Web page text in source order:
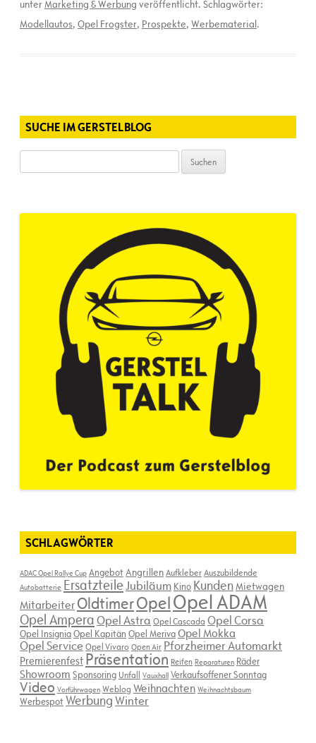
unterMarketing & Werbung veröffentlicht. Schlagwörter:
Modellautos, Opel Frogster, Prospekte, Werbematerial.
SUCHE IM GERSTELBLOG
nach:
SCHLAGWÖRTER
ADAC Opel Rallye Cup AngebotAngrillenAufkleberAuszubildende
Autobatterie ErsatzteileJubiläum Kino KundenMietwagen
Mitarbeiter OldtimerOpelOpel ADAM
Opel AmperaOpel Astra Opel Cascada Opel Corsa
Opel InsigniaOpel Kapitän Opel MerivaOpel Mokka
Opel ServiceOpel Vivaro Open Air Pforzheimer Automarkt
Premierenfest Präsentation Reifen Reparaturen Räder
Showroom Sponsoring Unfall Vauxhall Verkaufsoffener Sonntag
Video Vorführwagen Weblog Weihnachten Weihnachtsbaum
WerbespotWerbungWinter